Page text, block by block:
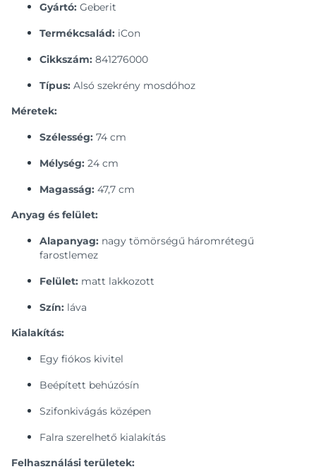
Gyártó: Geberit
Termékcsalád: iCon
Cikkszám: 841276000
Típus: Alsó szekrény mosdóhoz
Méretek:
Szélesség: 74 cm
Mélység: 24 cm
Magasság: 47,7 cm
Anyag és felület:
Alapanyag: nagy tömörségű háromrétegű
farostlemez
Felület: matt lakkozott
Szín: láva
Kialakítás:
Egy fiókos kivitel
Beépített behúzósín
Szifonkivágás középen
Falra szerelhető kialakítás
Felhasználási területek: